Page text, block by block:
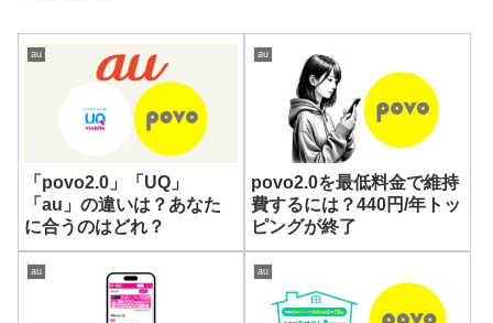
au
「povo2.0」「UQ」
「au」の違いは？あなた
に合うのはどれ？
au
povo2.0を最低料金で維持
費するには？440円/年トッ
ピングが終了
au au